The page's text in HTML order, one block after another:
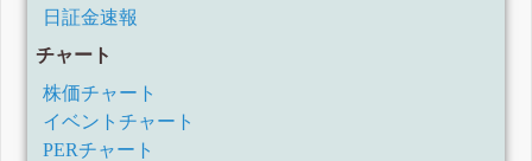
日証金速報
チャート
株価チャート
イベントチャート
PERチャート